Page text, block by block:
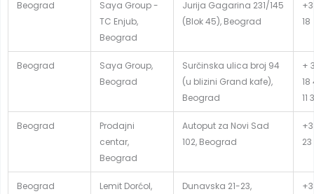
Beograd
Saya Group -
TC Enjub,
Beograd
Jurija Gagarina 231/145
(Blok 45), Beograd
18
Beograd
Saya Group,
Beograd
Surčinska ulica broj 94
(u blizini Grand kafe),
Beograd
+
18
11
Beograd
Prodajni
centar,
Beograd
Autoput za Novi Sad
102, Beograd
23
Beograd
Lemit Dorćol,
Dunavska 21-23,